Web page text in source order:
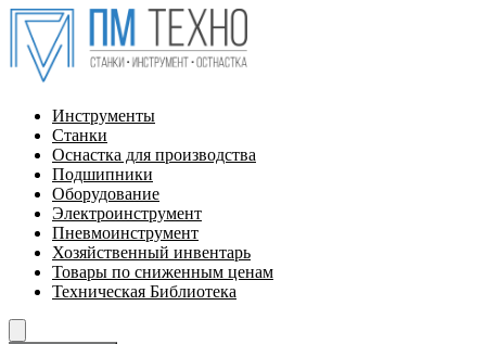
Инструменты
Станки
Оснастка для производства
Подшипники
Оборудование
Электроинструмент
Пневмоинструмент
Хозяйственный инвентарь
Товары по сниженным ценам
Техническая Библиотека